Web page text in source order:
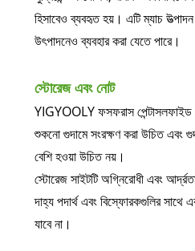
হিসাবেও ব্যবহৃত হয়। এটি ম্যাচ
উৎপাদনেও ব্যবহার করা যেতে পারে।
স্টোরেজ এবং নোট
YIGYOOLY ফসফরাস পেন্টাসলফাইড
শুকনো গুদামে সংরক্ষণ করা উচিত এবং
বেশি হওয়া উচিত নয়।
স্টোরেজ সাইটটি অগ্নিরোধী এবং
দাহ্য পদার্থ এবং বিস্ফোরকগুলির সাথে
যাবে না।